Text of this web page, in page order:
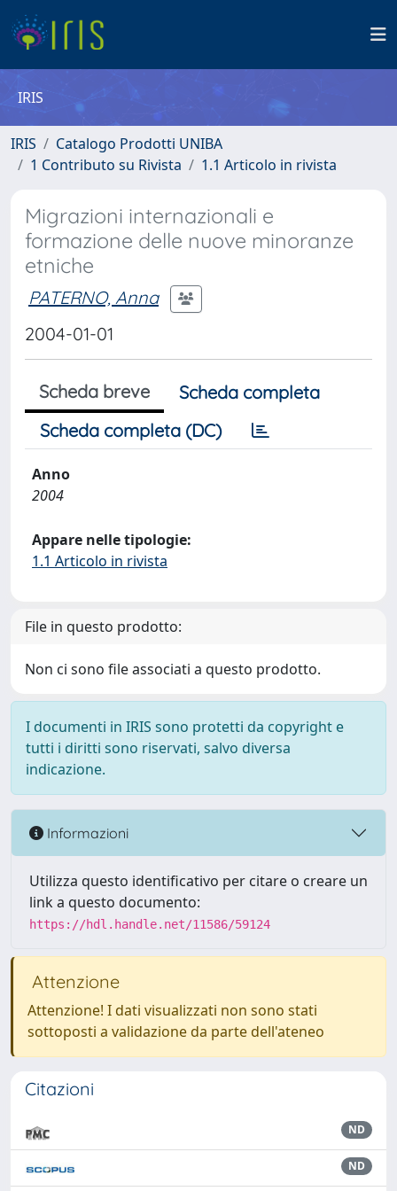
IRIS
IRIS
Catalogo Prodotti UNIBA
1 Contributo su Rivista
1.1 Articolo in rivista
Migrazioni internazionali e
formazione delle nuove minoranze
etniche
PATERNO, Anna
2004-01-01
Scheda breve
Scheda completa
Scheda completa (DC)
Anno
2004
Appare nelle tipologie:
1.1 Articolo in rivista
File in questo prodotto:
Non ci sono file associati a questo prodotto.
I documenti in IRIS sono protetti da copyright e
tutti i diritti sono riservati, salvo diversa
indicazione.
Informazioni
Utilizza questo identificativo per citare o creare un
link a questo documento:
https://hdl.handle.net/11586/59124
Attenzione
Attenzione! I dati visualizzati non sono stati
sottoposti a validazione da parte dell'ateneo
Citazioni
ND
ND